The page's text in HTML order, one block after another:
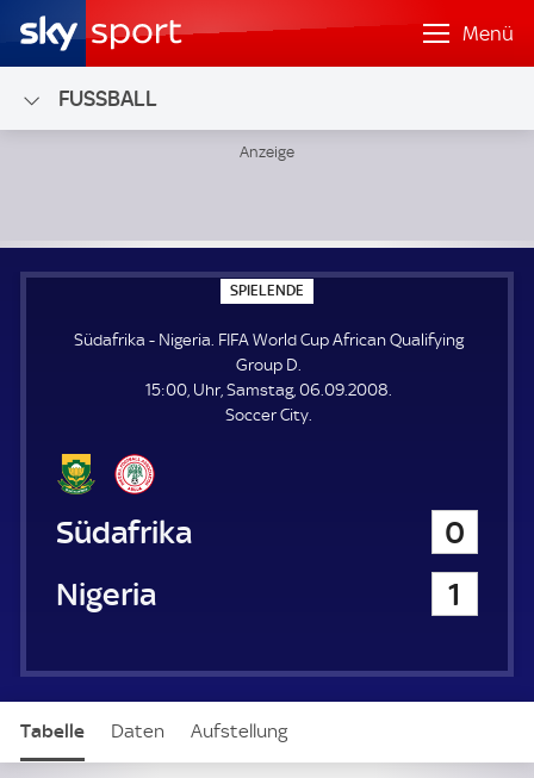
Menü
FUSSBALL
SPIELENDE
P
E
N
E
Südafrika - Nigeria. FIFA World Cup African Qualifying
Group D.
15:00, Uhr, Samstag, 06.09.2008.
Soccer City.
Südafrika
0
Nigeria
1
Tabelle Daten Aufstellung